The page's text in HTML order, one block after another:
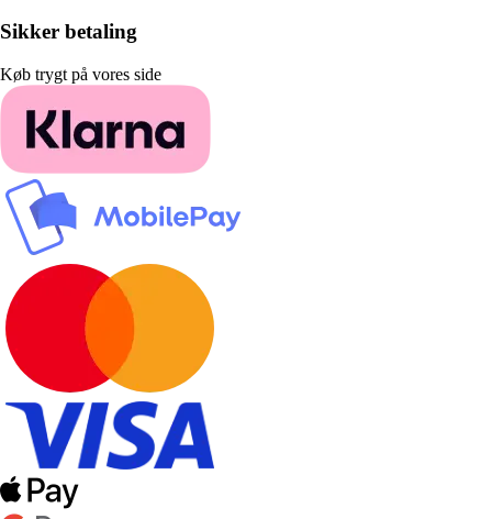
Sikker betaling
Køb trygt på vores side